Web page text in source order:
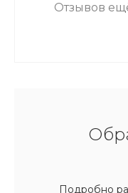
Отзывов
Подробно